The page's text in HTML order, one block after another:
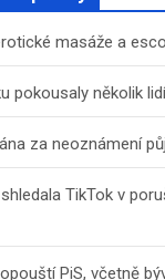
masáže a
pokousaly několik lidí
za neoznámení
TikTok v
PiS, včetně